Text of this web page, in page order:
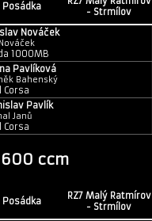
Posádka
- Strmílov
Nováček
1000MB
Pavlíková
Bahenský
Corsa
Pavlík
Janů
Corsa
ccm
Posádka
RZ7 Malý Ratmírov
- Strmílov